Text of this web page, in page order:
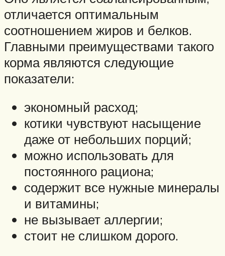
отличается оптимальным
соотношением жиров и белков.
Главными преимуществами такого
корма являются следующие
показатели:
экономный расход;
котики чувствуют насыщение
даже от небольших порций;
можно использовать для
постоянного рациона;
содержит все нужные минералы
и витамины;
не вызывает аллергии;
стоит не слишком дорого.